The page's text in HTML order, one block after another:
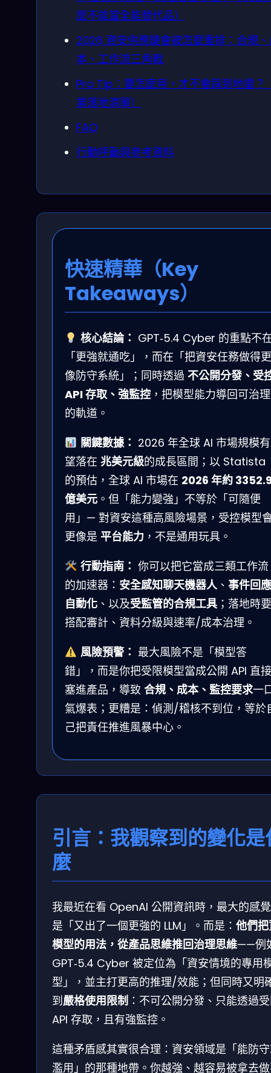
麼不能當全能替代品）
2026 資安供應鏈會被怎麼重排：合規
本、工作流三角戰
Pro Tip：要怎麼用，才不會踩到地雷？
業落地清單）
FAQ
行動呼籲與參考資料
快速精華（Key
Takeaways）
核心結論： GPT‑5.4 Cyber 的重點不
「更強就通吃」，而在「把資安任務做得更
像防守系統」；同時透過 不公開分發、受
API 存取、強監控 ，把模型能力導回可治理
的軌道。
關鍵數據： 2026 年全球 AI 市場規模有
望落在 兆美元級的成長區間；以 Statista
的預估，全球 AI 市場在 2026 年約
億美元 。但「能力變強」不等於「可隨便
用」— 對資安這種高風險場景，受控模型
更像是 平台能力 ，不是通用玩具。
行動指南： 你可以把它當成三類工作流
的加速器： 安全感知聊天機器人、 事件回應
自動化 、以及受監管的合規工具 ；落地時要
搭配審計、資料分級與速率/成本治理。
風險預警： 最大風險不是「模型答
錯」，而是你把受限模型當成公開 API 直接
塞進產品，導致 合規、成本、監控要求一
氣爆表；更糟是：偵測/稽核不到位，等於
己把責任推進風暴中心。
引言：我觀察到的變化是
麼
我最近在看 OpenAI 公開資訊時，最大的感
是「又出了一個更強的 LLM」。而是： 他們
模型的用法，從產品思維推回治理思維——例
GPT‑5.4 Cyber 被定位為「資安情境的專用
型」，並主打更高的推理/效能；但同時又明
到嚴格使用限制 ：不可公開分發、只能透過
API 存取，且有強監控。
這種矛盾感其實很合理：資安領域是「能防
濫用」的那種地帶。你越強、越容易被拿去